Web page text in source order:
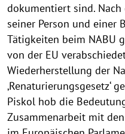
dokumentiert sind.
seiner Person und einer
Tätigkeiten beim NABU
von der EU
Wiederherstellung der
‚Renaturierungsgesetz‘
Piskol hob die
Zusammenarbeit mit